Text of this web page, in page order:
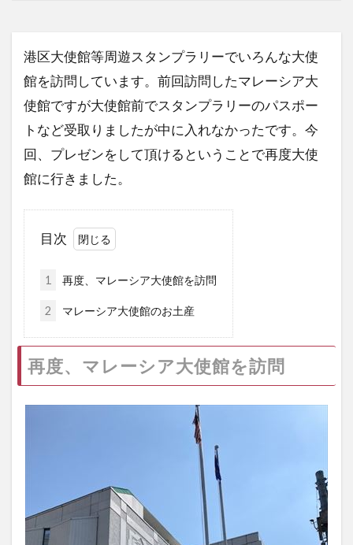
港区大使館等周遊スタンプラリーでいろんな大使
館を訪問しています。前回訪問したマレーシア大
使館ですが大使館前でスタンプラリーのパスポー
トなど受取りましたが中に入れなかったです。今
回、プレゼンをして頂けるということで再度大使
館に行きました。
目次
1 再度、マレーシア大使館を訪問
2 マレーシア大使館のお土産
再度、マレーシア大使館を訪問